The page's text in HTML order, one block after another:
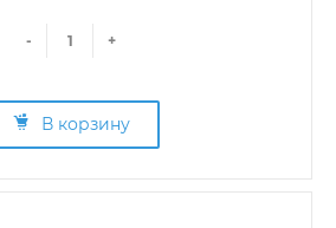
- +
В корзину